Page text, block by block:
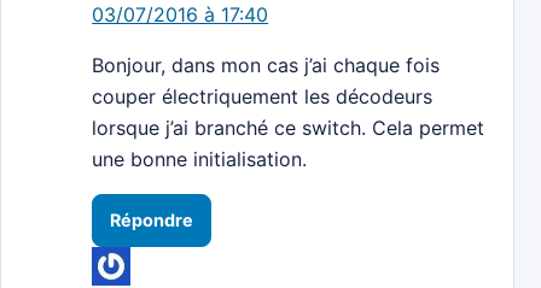
03/07/2016 à 17:40
Bonjour, dans mon cas j’ai chaque fois
couper électriquement les décodeurs
lorsque j’ai branché ce switch. Cela permet
une bonne initialisation.
Répondre